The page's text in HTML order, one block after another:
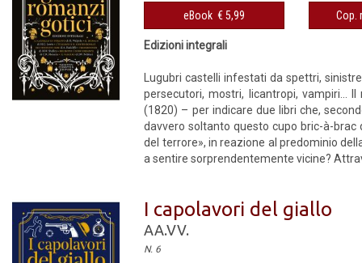
eBook € 5,99 Cop.
Edizioni integrali
Lugubri castelli infestati da spettri,
persecutori, mostri, licantropi, vampiri...
(1820) – per indicare due libri che,
davvero soltanto questo cupo bric-à-brac
del terrore», in reazione al predominio
a sentire sorprendentemente vicine?
I capolavori del giallo
AA.VV.
N. 6